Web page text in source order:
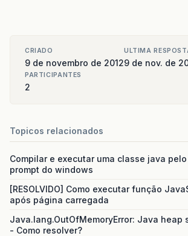
CRIADO
9 de novembro de 2012
ULTIMA
9 de nov. de
PARTICIPANTES
2
Topicos relacionados
Compilar e executar uma classe java pelo
prompt do windows
[RESOLVIDO] Como executar função
após página carregada
Java.lang.OutOfMemoryError: Java heap
- Como resolver?